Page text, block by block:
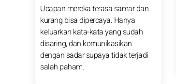
Ucapan mereka terasa samar dan
kurang bisa dipercaya. Hanya
keluarkan kata-kata yang sudah
disaring, dan komunikasikan
dengan sadar supaya tidak terjadi
salah paham.